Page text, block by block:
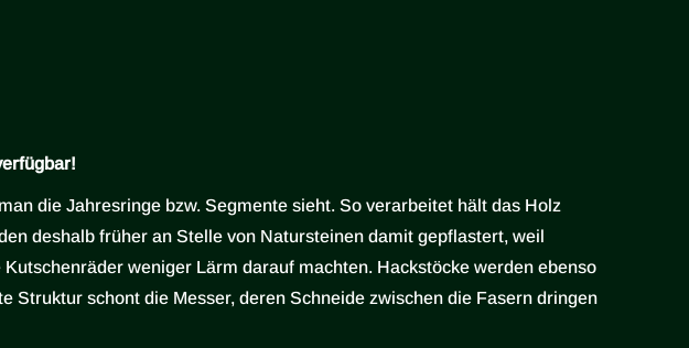
die Jahresringe bzw. Segmente sieht. So verarbeitet hält das Holz
deshalb früher an Stelle von Natursteinen damit gepflastert, weil
weniger Lärm darauf machten. Hackstöcke werden ebenso
schont die Messer, deren Schneide zwischen die Fasern dringen